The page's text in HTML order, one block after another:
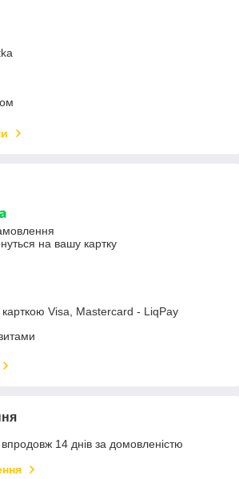
на вашу картку
Visa, Mastercard - LiqPay
14 днів за домовленістю